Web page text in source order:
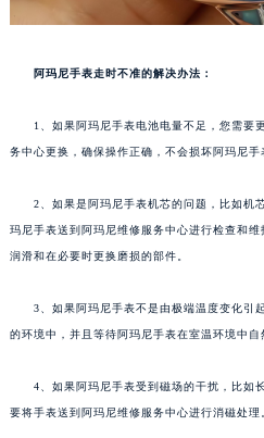
阿玛尼手表走时不准的解决办法：
1、如果阿玛尼手表电池电量不足，您需要
务中心更换，确保操作正确，不会损坏阿玛尼手
2、如果是阿玛尼手表机芯的问题，比如机
玛尼手表送到阿玛尼维修服务中心进行检查和
润滑和在必要时更换磨损的部件。
3、如果阿玛尼手表不是由极端温度变化引
的环境中，并且等待阿玛尼手表在室温环境中自
4、如果阿玛尼手表受到磁场的干扰，比如
要将手表送到阿玛尼维修服务中心进行消磁处理